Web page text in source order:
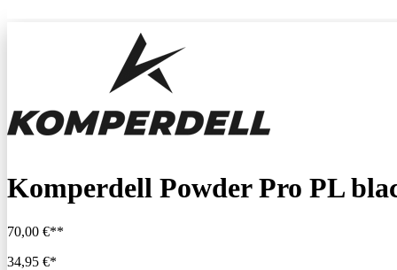
Komperdell Powder Pro PL
70,00 €**
34,95 €*